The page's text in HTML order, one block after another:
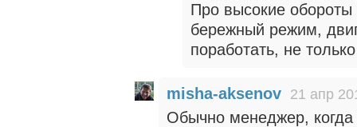
Про высокие
бережный режим,
поработать, не
misha-aksenov 21 апр
Обычно менеджер, когда